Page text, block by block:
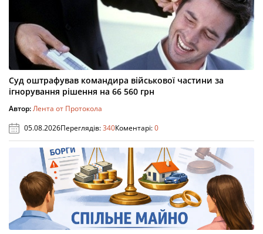
Суд оштрафував командира військової частини за
ігнорування рішення на 66 560 грн
Автор:Лента от Протокола
05.08.2026Переглядів:340Коментарі:0